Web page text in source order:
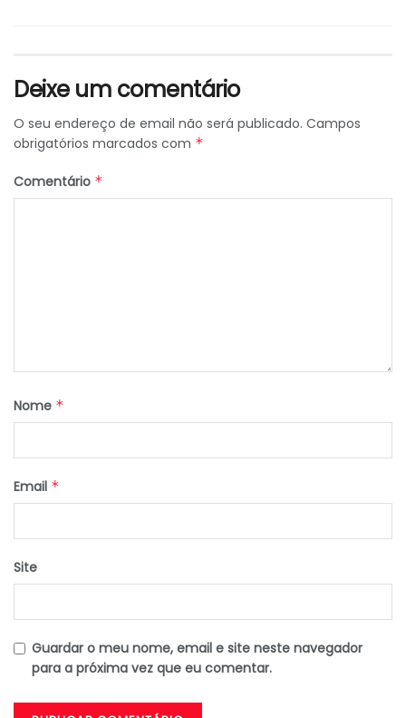
Deixe um comentário
O seu endereço de email não será publicado. Campos
obrigatórios marcados com *
Comentário *
Nome *
Email *
Site
Guardar o meu nome, email e site neste navegador
para a próxima vez que eu comentar.